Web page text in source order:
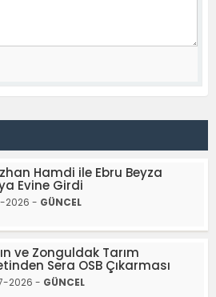
Hamdi ile Ebru Beyza
Evine Girdi
2026 - GÜNCEL
ve Zonguldak Tarım
Sera OSB Çıkarması
2026 - GÜNCEL